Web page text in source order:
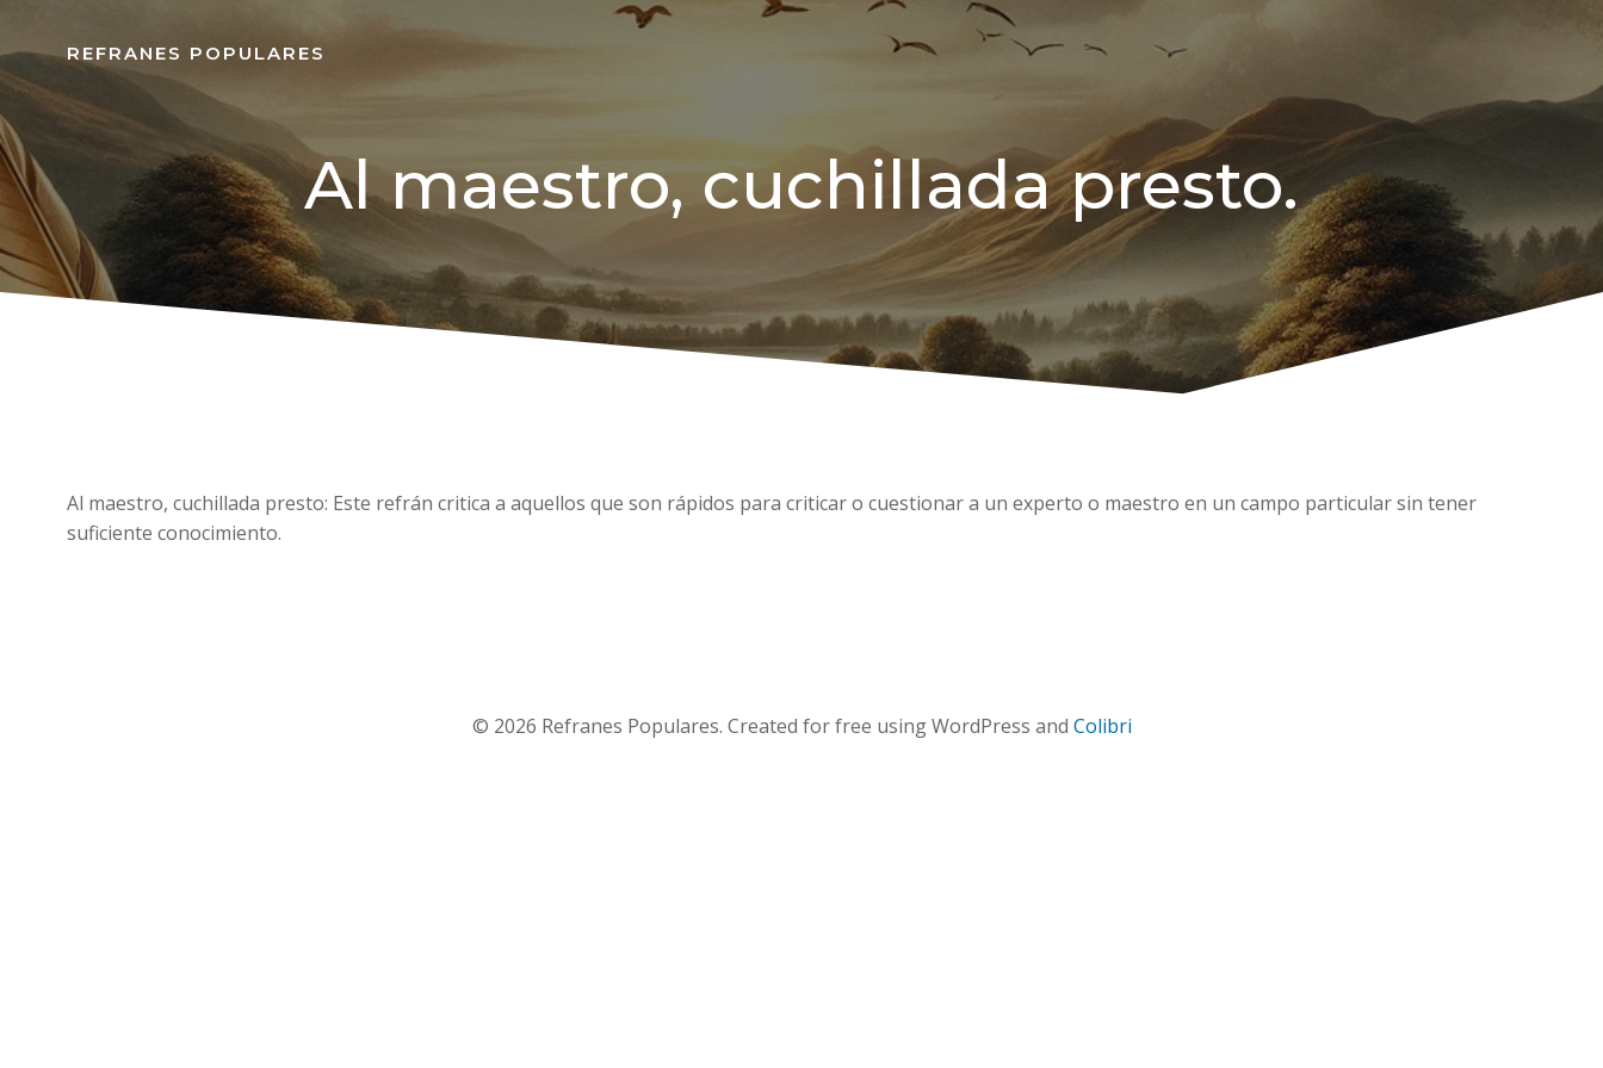
REFRANES POPULARES
Al maestro, cuchillada presto.
Al maestro, cuchillada presto: Este refrán critica a aquellos que son rápidos para criticar o cuestionar a un experto o maestro en un campo particular sin tener
suficiente conocimiento.
© 2026 Refranes Populares. Created for free using WordPress and Colibri